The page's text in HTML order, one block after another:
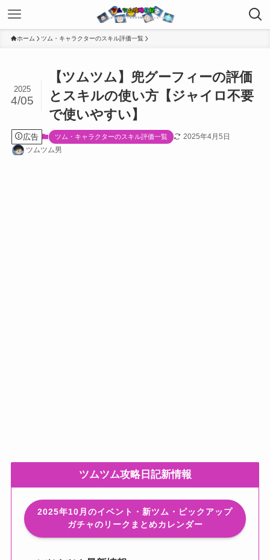
ホーム ツム・キャラクターのスキル評価一覧
【ツムツム】兜グーフィーの評価
とスキルの使い方【ジャイロ不要
で使いやすい】
2025
4/05
広告 ツム・キャラクターのスキル評価一覧
2025年4月5日
ツムツム男
ツムツム攻略日記新情報
2025年10月のイベント・新ツム・ピックアップ
ガチャのリークまとめカレンダー